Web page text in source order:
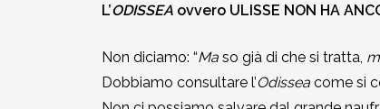
L’ODISSEA ovvero ULISSE NON HA
Non diciamo: “Ma so già di che si tratta,
Dobbiamo consultare l’Odissea come si